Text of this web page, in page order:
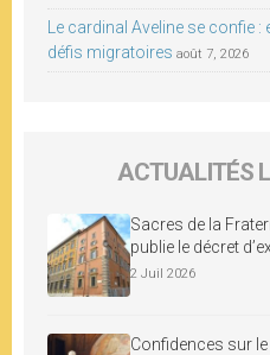
Le cardinal Aveline se confie
défis migratoires août 7, 2026
ACTUALITÉS
Sacres de la
publie le décret
2 Juil 2026
Confidences sur